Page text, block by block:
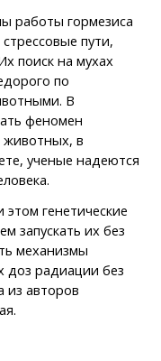
работы гормезиса
пути,
поиск на мухах
по
В
феномен
животных, в
ученые надеются
генетические
запускать их без
механизмы
доз радиации без
авторов